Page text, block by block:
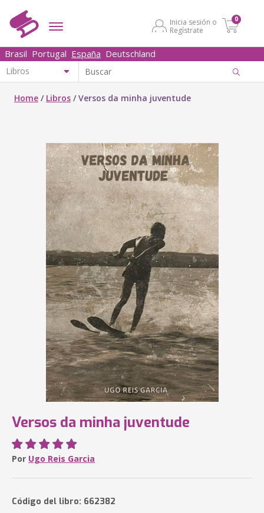
Inicia sesión o
Regístrate
0
Brasil Portugal España Deutschland
Home / Libros /Versos da minha juventude
Versos da minha juventude
Por Ugo Reis Garcia
Código del libro: 662382